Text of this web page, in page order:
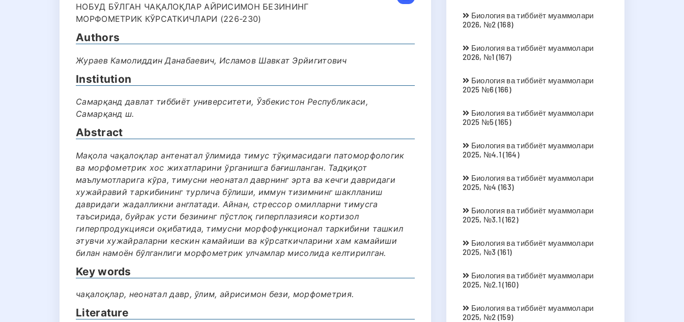
НОБУД БЎЛГАН ЧАҚАЛОҚЛАР АЙРИСИМОН БЕЗИНИНГ
МОРФОМЕТРИК КЎРСАТКИЧЛАРИ (226-230)
Authors
Жураев Камолиддин Данабаевич, Исламов Шавкат Эрйигитович
Institution
Самарқанд давлат тиббиёт университети, Ўзбекистон Республикаси,
Самарқанд ш.
Abstract
Мақола чақалоқлар антенатал ўлимида тимус тўқимасидаги патоморфологик
ва морфометрик хос жихатларини ўрганишга бағишланган. Тадқиқот
маълумотларига кўра, тимусни неонатал даврнинг эрта ва кечги давридаги
хужайравий таркибининг турлича бўлиши, иммун тизимнинг шаклланиш
давридаги жадалликни англатади. Айнан, стрессор омилларни тимусга
таъсирида, буйрак усти безининг пўстлоқ гиперплазияси кортизол
гиперпродукцияси оқибатида, тимусни морфофункционал таркибини ташкил
этувчи хужайраларни кескин камайиши ва кўрсаткичларини хам камайиши
билан намоён бўлганлиги морфометрик улчамлар мисолида келтирилган.
Key words
чақалоқлар, неонатал давр, ўлим, айрисимон бези, морфометрия.
Literature
Биология ва тиббиёт муаммолари
2026, №2 (168)
Биология ва тиббиёт муаммолари
2026, №1 (167)
Биология ва тиббиёт муаммолари
2025 №6 (166)
Биология ва тиббиёт муаммолари
2025 №5 (165)
Биология ва тиббиёт муаммолари
2025, №4.1 (164)
Биология ва тиббиёт муаммолари
2025, №4 (163)
Биология ва тиббиёт муаммолари
2025, №3.1 (162)
Биология ва тиббиёт муаммолари
2025, №3 (161)
Биология ва тиббиёт муаммолари
2025, №2.1 (160)
Биология ва тиббиёт муаммолари
2025, №2 (159)